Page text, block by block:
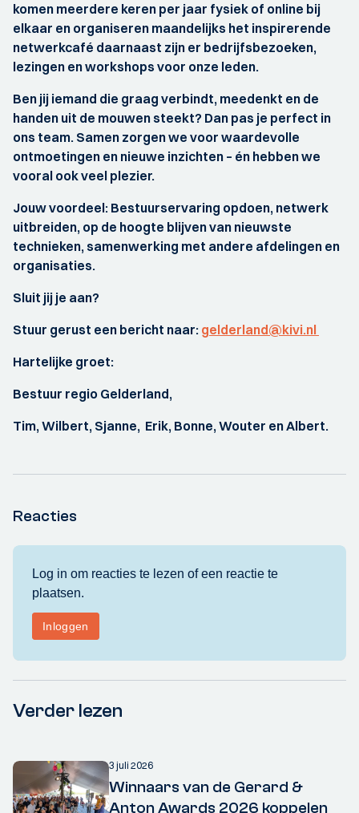
komen meerdere keren per jaar fysiek of online bij
elkaar en organiseren maandelijks het inspirerende
netwerkcafé daarnaast zijn er bedrijfsbezoeken,
lezingen en workshops voor onze leden.
Ben jij iemand die graag verbindt, meedenkt en de
handen uit de mouwen steekt? Dan pas je perfect in
ons team. Samen zorgen we voor waardevolle
ontmoetingen en nieuwe inzichten – én hebben we
vooral ook veel plezier.
Jouw voordeel: Bestuurservaring opdoen, netwerk
uitbreiden, op de hoogte blijven van nieuwste
technieken, samenwerking met andere afdelingen en
organisaties.
Sluit jij je aan?
Stuur gerust een bericht naar: gelderland@kivi.nl
Hartelijke groet:
Bestuur regio Gelderland,
Tim, Wilbert, Sjanne, Erik, Bonne, Wouter en Albert.
Reacties
Verder lezen
3 juli 2026
Winnaars van de Gerard &
Anton Awards 2026 koppelen